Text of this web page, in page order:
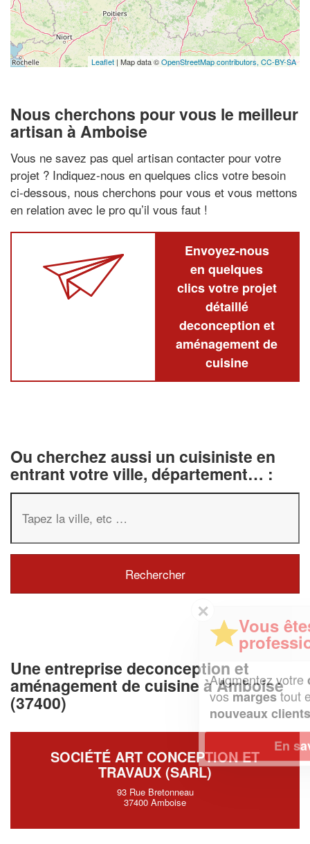
Leaflet | Map data ©OpenStreetMap contributors, CC-BY-SA
Nous cherchons pour vous le meilleur
artisan à Amboise
Vous ne savez pas quel artisan contacter pour votre
projet ? Indiquez-nous en quelques clics votre besoin
ci-dessous, nous cherchons pour vous et vous mettons
en relation avec le pro qu’il vous faut !
Envoyez-nous
en quelques
clics votre projet
détaillé
deconception et
aménagement de
cuisine
Ou cherchez aussi un cuisiniste en
entrant votre ville, département… :
Une entreprise deconception et
aménagement de cuisine à Amboise
(37400)
SOCIÉTÉ ART CONCEPTION ET
TRAVAUX (SARL)
93 Rue Bretonneau
37400 Amboise
Vous êtes un
professionnel ?
Augmentez votrechiffre d'affaireset
vosmargestout en gagnant de